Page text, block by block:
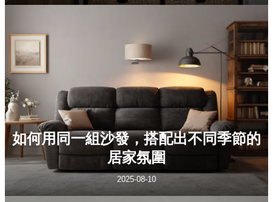
如何用同一組沙發，搭配出不同季節的
居家氛圍
2025-08-10